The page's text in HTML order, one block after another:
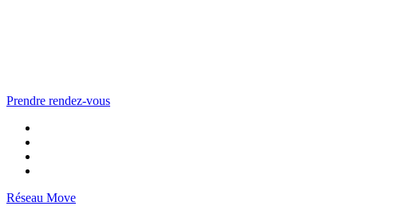
Prendre rendez-vous
Réseau Move